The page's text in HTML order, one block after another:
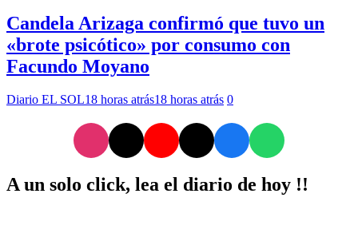
Candela Arizaga confirmó que tuvo un
«brote psicótico» por consumo con
Facundo Moyano
Diario EL SOL18 horas atrás18 horas atrás 0
A un solo click, lea el diario de hoy !!